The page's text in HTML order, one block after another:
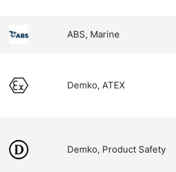
ABS, Marine
Demko, ATEX
Demko, Product Safety